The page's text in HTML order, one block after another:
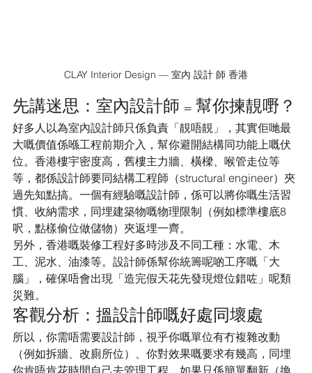
CLAY Interior Design — 室內 設計 師 香港
先講迷思：室內設計師 = 幫你揀靚嘢？
好多人以為室內設計師只係負責「靚唔靚」，其實佢哋最
大嘅價值係喺工程前期介入，幫你避開結構同功能上嘅伏
位。香港樓宇密度高，舊樓主力牆、橫樑、喉管走位等
等，都係設計師要同結構工程師（structural engineer）夾
過先知點搞。一個有經驗嘅設計師，係可以將你嘅生活習
慣、收納需求，同埋建築物嘅物理限制（例如標準樓底8
呎，點樣偷位做儲物）夾返埋一齊。
另外，香港嘅裝修工程好多時涉及不同工種：水電、木
工、泥水、油漆等。設計師係幫你統籌呢啲工序嘅「大
腦」，確保唔會出現「造完假天花先發現燈位錯咗」呢類
災難。
客觀分析：搵設計師嘅好處同壞處
所以，你需唔需要設計師，視乎你嘅單位有冇複雜改動
（例如拆牆、改廁所位）、你對效果嘅要求有幾高，同埋
你肯唔肯花時間自己去管理工程。如果只係簡單翻新（換